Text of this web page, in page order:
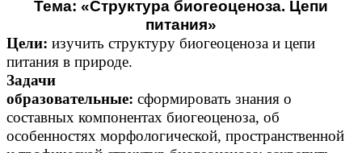
Тема: «Структура биогеоценоза. Цепи
питания»
Цели: изучить структуру биогеоценоза и цепи
питания в природе.
Задачи
образовательные: сформировать знания о
составных компонентах биогеоценоза, об
особенностях морфологической, пространственной